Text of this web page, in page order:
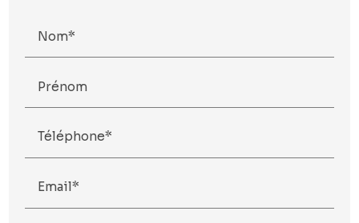
Nom*
Prénom
Téléphone*
Email*